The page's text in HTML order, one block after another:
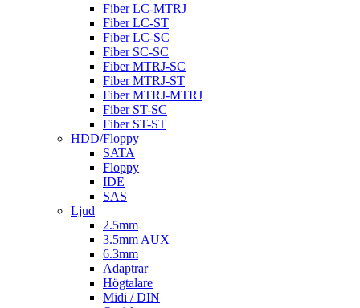
Fiber LC-MTRJ
Fiber LC-ST
Fiber LC-SC
Fiber SC-SC
Fiber MTRJ-SC
Fiber MTRJ-ST
Fiber MTRJ-MTRJ
Fiber ST-SC
Fiber ST-ST
HDD/Floppy
SATA
Floppy
IDE
SAS
Ljud
2.5mm
3.5mm AUX
6.3mm
Adaptrar
Högtalare
Midi / DIN